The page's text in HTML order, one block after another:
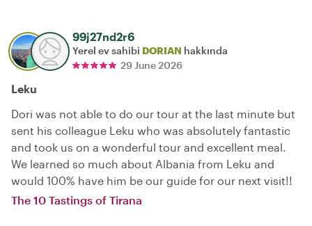
99j27nd2r6
Yerel ev sahibi DORIAN hakkında
29 June 2026
Leku
Dori was not able to do our tour at the last minute but
sent his colleague Leku who was absolutely fantastic
and took us on a wonderful tour and excellent meal.
We learned so much about Albania from Leku and
would 100% have him be our guide for our next visit!!
The 10 Tastings of Tirana